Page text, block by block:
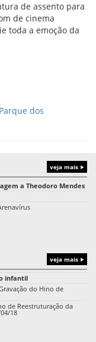
de assento para
de cinema
toda a emoção da
Parque dos
veja mais
a Theodoro Mendes
veja mais
infantil
do Hino de
de Reestruturação da
18